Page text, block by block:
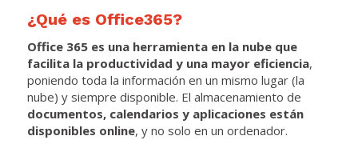
¿Qué es Office365?
Office 365 es una herramienta en la nube que
facilita la productividad y una mayor eficiencia,
poniendo toda la información en un mismo lugar (la
nube) y siempre disponible. El almacenamiento de
documentos, calendarios y aplicaciones están
disponibles online, y no solo en un ordenador.